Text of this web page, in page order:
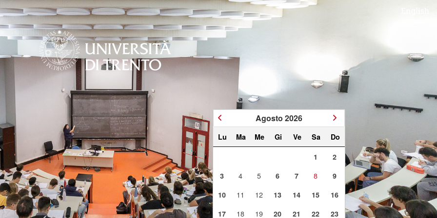
Salta al contenuto principale
Agosto 2026
Lu Ma Me Gi Ve Sa Do
1
2
3
4 5 6 7 8
9
10
11 12 13 14 15
16
17
18 19 20 21 22
23